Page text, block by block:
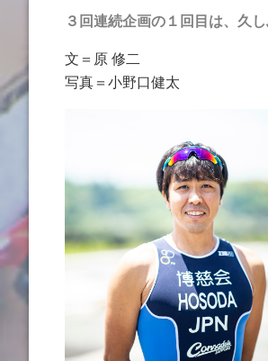
３回連続企画の１回目は、久
文＝原 修二
写真＝小野口健太